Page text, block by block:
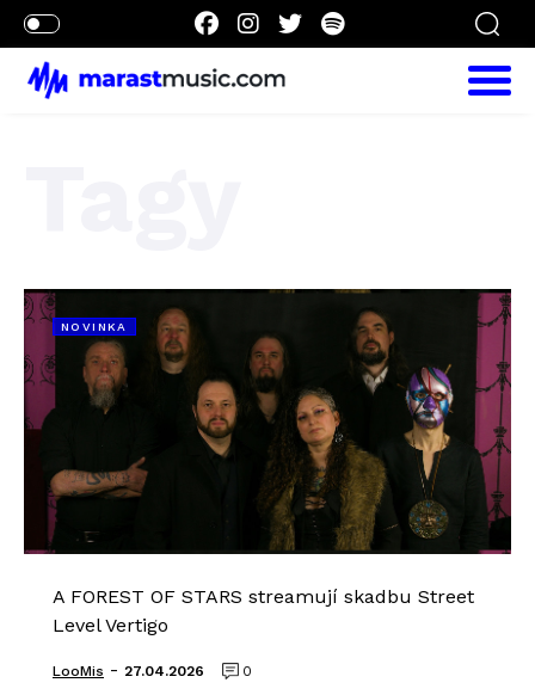
NOVINKA
A FOREST OF STARS streamují skadbu Street
Level Vertigo
LooMis - 27.04.2026 0